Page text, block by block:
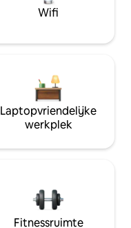
Wifi
Laptopvriendelijke
werkplek
Fitnessruimte